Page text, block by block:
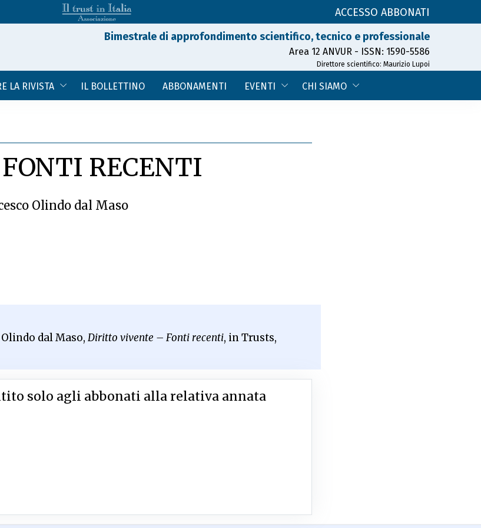
ACCESSO ABBONATI
Bimestrale di approfondimento scientifico, tecnico e professionale
Area 12 ANVUR - ISSN: 1590-5586
Direttore scientifico: Maurizio Lupoi
LA RIVISTA IL BOLLETTINO ABBONAMENTI EVENTI CHI SIAMO
RECENTI
Olindo dal Maso
dal Maso, Diritto vivente – Fonti recenti, in Trusts,
solo agli abbonati alla relativa annata